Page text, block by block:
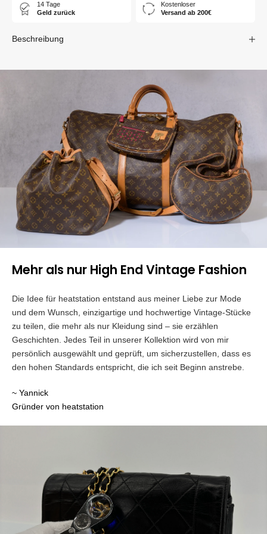
14 Tage
Geld zurück
Kostenloser
Versand ab 200€
Beschreibung
Mehr als nur High End Vintage Fashion
Die Idee für heatstation entstand aus meiner Liebe zur Mode
und dem Wunsch, einzigartige und hochwertige Vintage-Stücke
zu teilen, die mehr als nur Kleidung sind – sie erzählen
Geschichten. Jedes Teil in unserer Kollektion wird von mir
persönlich ausgewählt und geprüft, um sicherzustellen, dass es
den hohen Standards entspricht, die ich seit Beginn anstrebe.
~ Yannick
Gründer von heatstation